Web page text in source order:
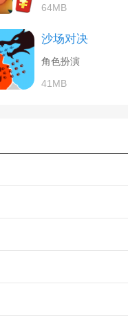
64MB
沙场对决
角色扮演
41MB